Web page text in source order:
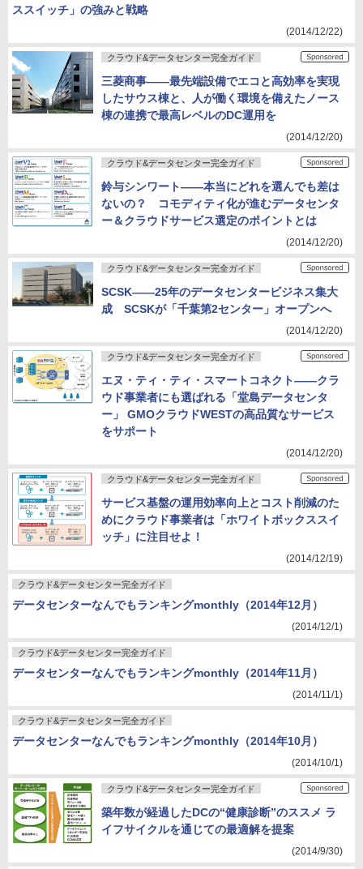
ススイッチ」の強みと戦略
(2014/12/22)
クラウド&データセンター完全ガイド
三菱商事――最先端設備でエコと高効率を実現
したサウス棟と、人が働く環境を備えたノース
棟の連携で最高レベルのDC運用を
(2014/12/20)
クラウド&データセンター完全ガイド
鈴与シンワート――本当にどれを選んでも差は
ないの？ コモディティ化が進むデータセンタ
ー＆クラウドサービス選定のポイントとは
(2014/12/20)
クラウド&データセンター完全ガイド
SCSK――25年のデータセンタービジネス集大
成 SCSKが「千葉第2センター」オープンへ
(2014/12/20)
クラウド&データセンター完全ガイド
エヌ・ティ・ティ・スマートコネクト――クラ
ウド事業者にも選ばれる「堂島データセンタ
ー」 GMOクラウドWESTの高品質なサービス
をサポート
(2014/12/20)
クラウド&データセンター完全ガイド
サービス基盤の運用効率向上とコスト削減のた
めにクラウド事業者は「ホワイトボックススイ
ッチ」に注目せよ！
(2014/12/19)
クラウド&データセンター完全ガイド
データセンターなんでもランキングmonthly（2014年12月）
(2014/12/1)
クラウド&データセンター完全ガイド
データセンターなんでもランキングmonthly（2014年11月）
(2014/11/1)
クラウド&データセンター完全ガイド
データセンターなんでもランキングmonthly（2014年10月）
(2014/10/1)
クラウド&データセンター完全ガイド
築年数が経過したDCの“健康診断”のススメ ラ
イフサイクルを通じての最適解を提案
(2014/9/30)